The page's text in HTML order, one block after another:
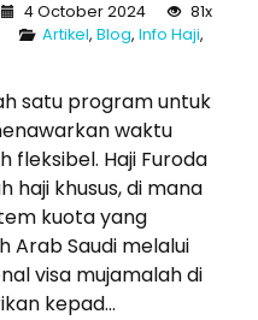
4 October 2024
81x
Artikel, Blog, Info Haji,
satu program untuk
waktu
fleksibel. Haji Furoda
haji khusus, di mana
kuota yang
Saudi melalui
visa mujamalah di
kepad...